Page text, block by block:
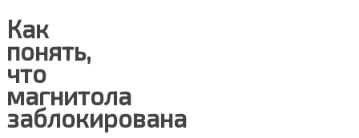
Как
понять,
что
магнитола
заблокирована